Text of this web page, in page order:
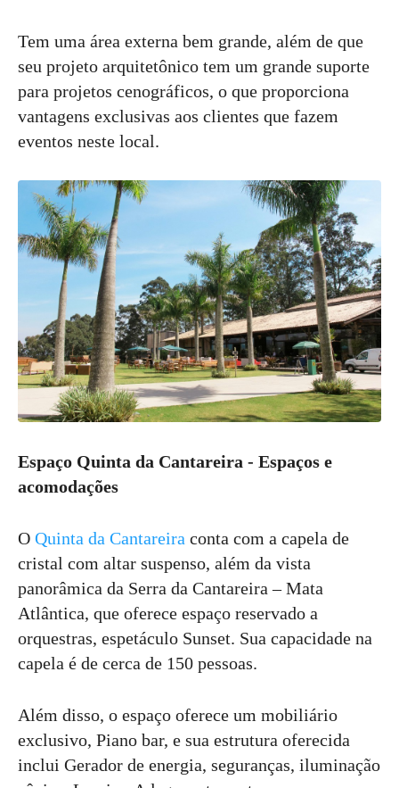
Tem uma área externa bem grande, além de que
seu projeto arquitetônico tem um grande suporte
para projetos cenográficos, o que proporciona
vantagens exclusivas aos clientes que fazem
eventos neste local.
Espaço Quinta da Cantareira - Espaços e
acomodações
O Quinta da Cantareira conta com a capela de
cristal com altar suspenso, além da vista
panorâmica da Serra da Cantareira – Mata
Atlântica, que oferece espaço reservado a
orquestras, espetáculo Sunset. Sua capacidade na
capela é de cerca de 150 pessoas.
Além disso, o espaço oferece um mobiliário
exclusivo, Piano bar, e sua estrutura oferecida
inclui Gerador de energia, seguranças, iluminação